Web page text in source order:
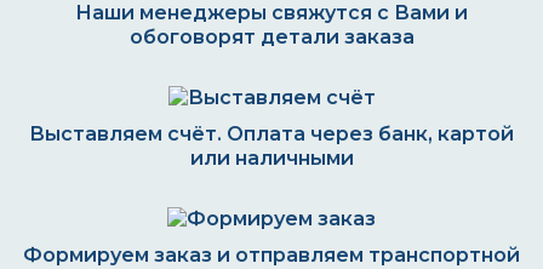
Наши менеджеры свяжутся с Вами и
обоговорят детали заказа
Выставляем счёт. Оплата через банк, картой
или наличными
Формируем заказ и отправляем транспортной